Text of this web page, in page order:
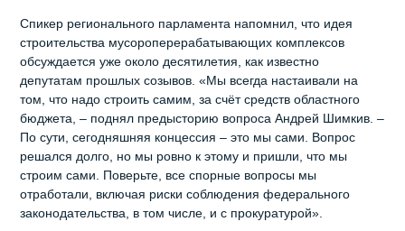
Спикер регионального парламента напомнил, что идея
строительства мусороперерабатывающих комплексов
обсуждается уже около десятилетия, как известно
депутатам прошлых созывов. «Мы всегда настаивали на
том, что надо строить самим, за счёт средств областного
бюджета, – поднял предысторию вопроса Андрей Шимкив. –
По сути, сегодняшняя концессия – это мы сами. Вопрос
решался долго, но мы ровно к этому и пришли, что мы
строим сами. Поверьте, все спорные вопросы мы
отработали, включая риски соблюдения федерального
законодательства, в том числе, и с прокуратурой».